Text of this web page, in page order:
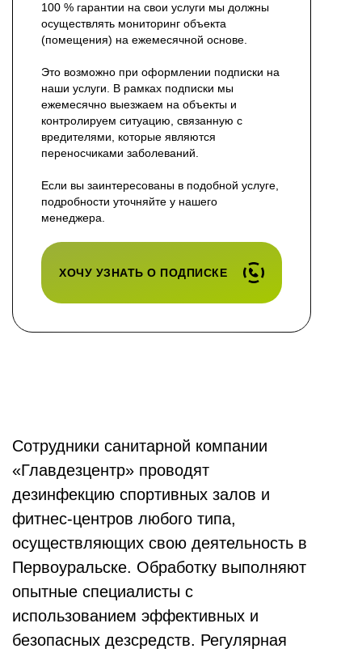
100 % гарантии на свои услуги мы должны
осуществлять мониторинг объекта
(помещения) на ежемесячной основе.
Это возможно при оформлении подписки на
наши услуги. В рамках подписки мы
ежемесячно выезжаем на объекты и
контролируем ситуацию, связанную с
вредителями, которые являются
переносчиками заболеваний.
Если вы заинтересованы в подобной услуге,
подробности уточняйте у нашего
менеджера.
ХОЧУ УЗНАТЬ О ПОДПИСКЕ
Сотрудники санитарной компании
«Главдезцентр» проводят
дезинфекцию спортивных залов и
фитнес-центров любого типа,
осуществляющих свою деятельность в
Первоуральске. Обработку выполняют
опытные специалисты с
использованием эффективных и
безопасных дезсредств. Регулярная